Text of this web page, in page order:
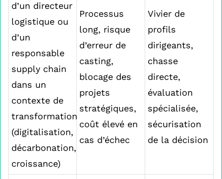
d’un directeur
logistique ou
d’un
responsable
supply chain
dans un
contexte de
transformation
(digitalisation,
décarbonation,
croissance)
Processus
long, risque
d’erreur de
casting,
blocage des
projets
stratégiques,
coût élevé en
cas d’échec
Vivier de
profils
dirigeants,
chasse
directe,
évaluation
spécialisée,
sécurisation
de la décision